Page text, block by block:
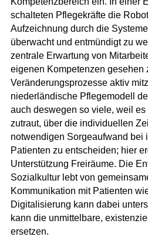
schalteten Pflegekräfte die
Aufzeichnung durch die
überwacht und entmündigt zu
zentrale Erwartung von
eigenen Kompetenzen gesehen
Veränderungsprozesse aktiv
niederländische Pflegemodell
auch deswegen so viele, weil
zutraut, über die individuellen
notwendigen Sorgeaufwand bei
Patienten zu entscheiden; hier
Unterstützung Freiräume. Die
Sozialkultur lebt von
Kommunikation mit Patienten
Digitalisierung kann dabei
kann die unmittelbare,
ersetzen.